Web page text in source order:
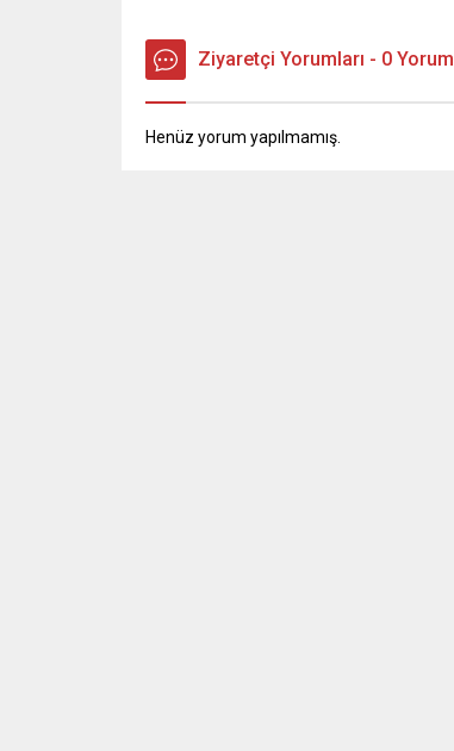
Ziyaretçi Yorumları - 0 Yorum
Henüz yorum yapılmamış.